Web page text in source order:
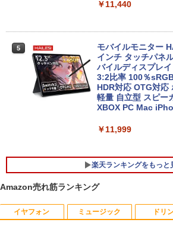
083コンディション
￥15,900
【エントリーでポ
ソコン 中古 Cラン
5 第8世代 カメラ
d X390 8GBメモリ
ソコン
HP 800G6
64) 中古 Core i7-
16GB/SSD512GB/
2021年頃購入
￥50,600
￥11,440
5
モバイルモニター
インチ タッチパネ
バイルディスプレ
3:2比率 100％
HDR対応 OTG対応
軽量 自立型 スピー
XBOX PC Mac
￥11,999
楽天ランキングをもっと
1
鹿楓堂よついろ日
Amazon売れ筋ランキング
イヤフォン ミュージック ドリ